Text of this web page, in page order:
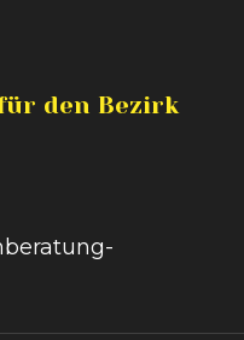
den Bezirk